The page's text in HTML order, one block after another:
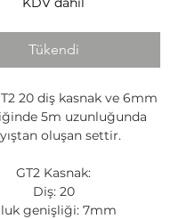
Tükendi
20 diş kasnak ve 6mm
5m uzunluğunda
oluşan settir.
GT2 Kasnak:
Diş: 20
genişliği: 7mm